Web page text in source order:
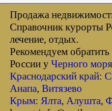
Продажа
Справочник курорты
лечение, отдых.
Рекомендуем
России у Черного моря
Краснодарский край:
Анапа, Витязево
Крым: Ялта, Алушта,